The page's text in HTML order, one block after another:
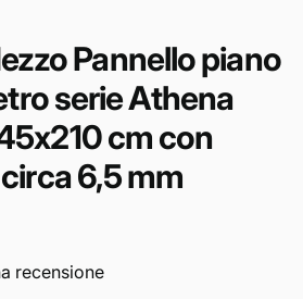
Pannello piano
serie Athena
cm con
6,5 mm
recensione